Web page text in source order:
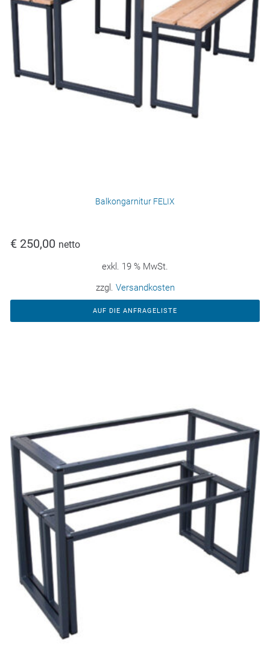
Balkongarnitur FELIX
€ 250,00 netto
exkl. 19 % MwSt.
zzgl. Versandkosten
AUF DIE ANFRAGELISTE